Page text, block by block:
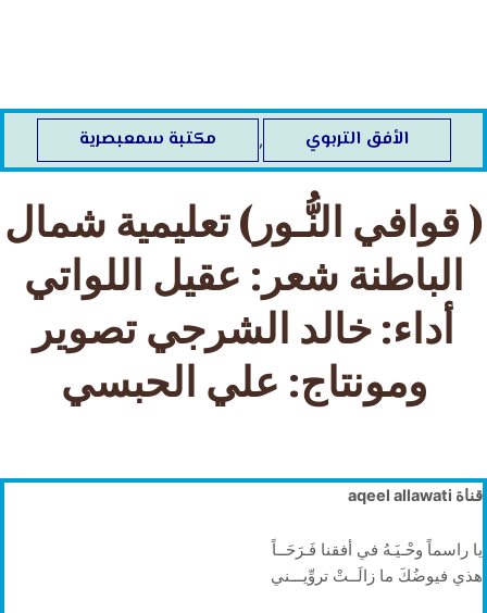
الأفق التربوي , مكتبة سمعبصرية
( قوافي النُّـور) تعليمية شمال
الباطنة شعر: عقيل اللواتي
أداء: خالد الشرجي تصوير
ومونتاج: علي الحبسي
قناة aqeel allawati
يا راسماً وحْـيَـهُ في أفقنا فَـرَحَــاً
هذي فيوضُكَ ما زالَــتْ تروِّيـــني